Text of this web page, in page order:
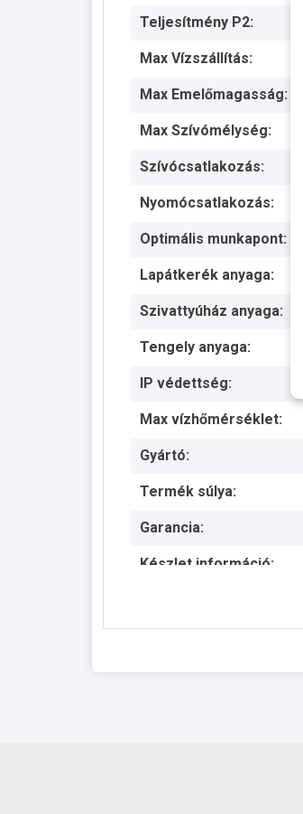
Teljesítmény P2:
Max Vízszállítás:
Max Emelőmagasság:
Max Szívómélység:
Szívócsatlakozás:
Nyomócsatlakozás:
Optimális munkapont:
Lapátkerék anyaga:
Szivattyúház anyaga:
Tengely anyaga:
IP védettség:
Max vízhőmérséklet:
Gyártó:
Termék súlya:
Garancia:
Készlet információ: